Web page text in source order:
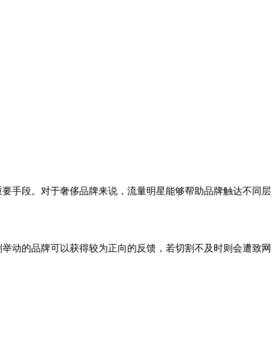
段。对于奢侈品牌来说，流量明星能够帮助品牌触达不同层
的品牌可以获得较为正向的反馈，若切割不及时则会遭致网